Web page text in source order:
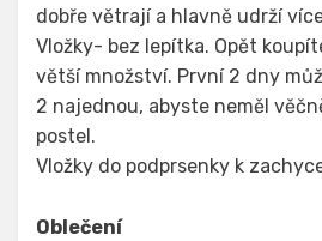
dobře větrají a hlavně udrží
Vložky- bez lepítka. Opět
větší množství. První 2 dny
2 najednou, abyste neměl
postel.
Vložky do podprsenky k
Oblečení